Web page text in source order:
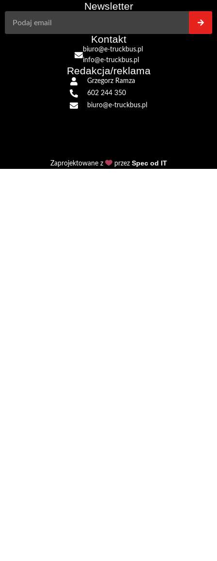
Newsletter
Kontakt
biuro@e-truckbus.pl
info@e-truckbus.pl
Redakcja/reklama
Grzegorz Ramza
602 244 350
biuro@e-truckbus.pl
Zaprojektowane z przez Spec od IT